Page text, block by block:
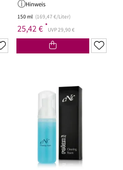
Hinweis
150 ml (169,47 €/Liter)
25,42 € *UVP 29,90 €